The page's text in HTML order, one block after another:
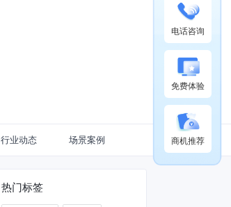
行业动态 场景案例
热门标签
电话咨询
免费体验
商机推荐